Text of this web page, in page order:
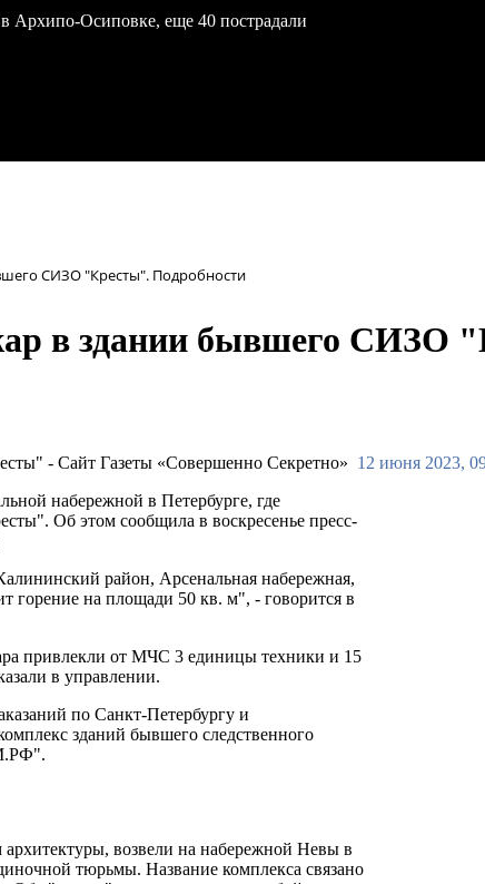
Архипо-Осиповке, еще 40 пострадали
СИЗО "Кресты". Подробности
в здании бывшего СИЗО
12 июня 2023,
набережной в Петербурге, где
Об этом сообщила в воскресенье пресс-
район, Арсенальная набережная,
горение на площади 50 кв. м", - говорится в
привлекли от МЧС 3 единицы техники и 15
в управлении.
по Санкт-Петербургу и
зданий бывшего следственного
возвели на набережной Невы в
тюрьмы. Название комплекса связано